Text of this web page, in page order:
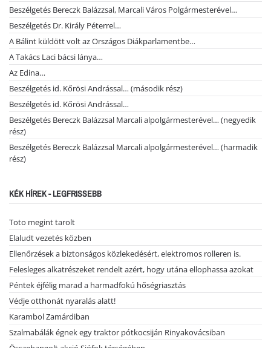
Beszélgetés Bereczk Balázzsal, Marcali Város Polgármesterével…
Beszélgetés Dr. Király Péterrel…
A Bálint küldött volt az Országos Diákparlamentbe…
A Takács Laci bácsi lánya…
Az Edina…
Beszélgetés id. Kőrösi Andrással… (második rész)
Beszélgetés id. Kőrösi Andrással…
Beszélgetés Bereczk Balázzsal Marcali alpolgármesterével… (negyedik
rész)
Beszélgetés Bereczk Balázzsal Marcali alpolgármesterével… (harmadik
rész)
KÉK HÍREK - LEGFRISSEBB
Toto megint tarolt
Elaludt vezetés közben
Ellenőrzések a biztonságos közlekedésért, elektromos rolleren is.
Felesleges alkatrészeket rendelt azért, hogy utána ellophassa azokat
Péntek éjfélig marad a harmadfokú hőségriasztás
Védje otthonát nyaralás alatt!
Karambol Zamárdiban
Szalmabálák égnek egy traktor pótkocsiján Rinyakovácsiban